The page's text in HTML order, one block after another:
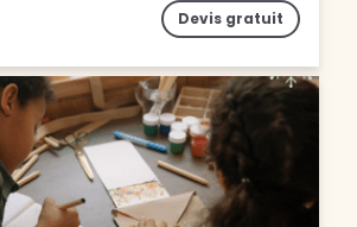
Devis gratuit